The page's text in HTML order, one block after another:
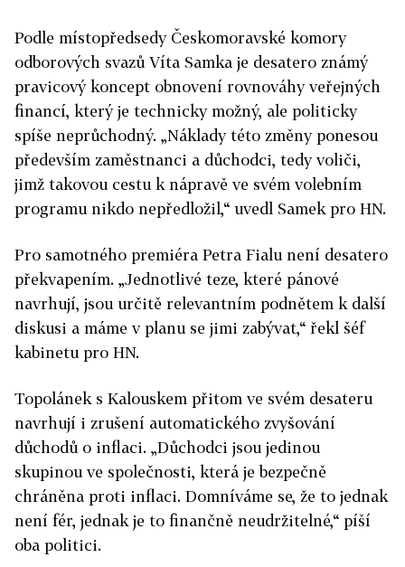
Podle místopředsedy Českomoravské komory
odborových svazů Víta Samka je desatero známý
pravicový koncept obnovení rovnováhy veřejných
financí, který je technicky možný, ale politicky
spíše neprůchodný. „Náklady této změny ponesou
především zaměstnanci a důchodci, tedy voliči,
jimž takovou cestu k nápravě ve svém volebním
programu nikdo nepředložil,“ uvedl Samek pro HN.
Pro samotného premiéra Petra Fialu není desatero
překvapením. „Jednotlivé teze, které pánové
navrhují, jsou určitě relevantním podnětem k další
diskusi a máme v planu se jimi zabývat,“ řekl šéf
kabinetu pro HN.
Topolánek s Kalouskem přitom ve svém desateru
navrhují i zrušení automatického zvyšování
důchodů o inflaci. „Důchodci jsou jedinou
skupinou ve společnosti, která je bezpečně
chráněna proti inflaci. Domníváme se, že to jednak
není fér, jednak je to finančně neudržitelné,“ píší
oba politici.